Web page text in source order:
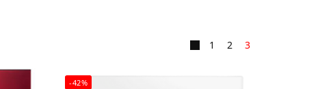
1 2 3
-42%